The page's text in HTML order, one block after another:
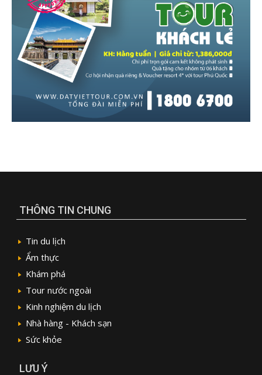
THÔNG TIN CHUNG
Tin du lịch
Ẩm thực
Khám phá
Tour nước ngoài
Kinh nghiệm du lịch
Nhà hàng - Khách sạn
Sức khỏe
LƯU Ý